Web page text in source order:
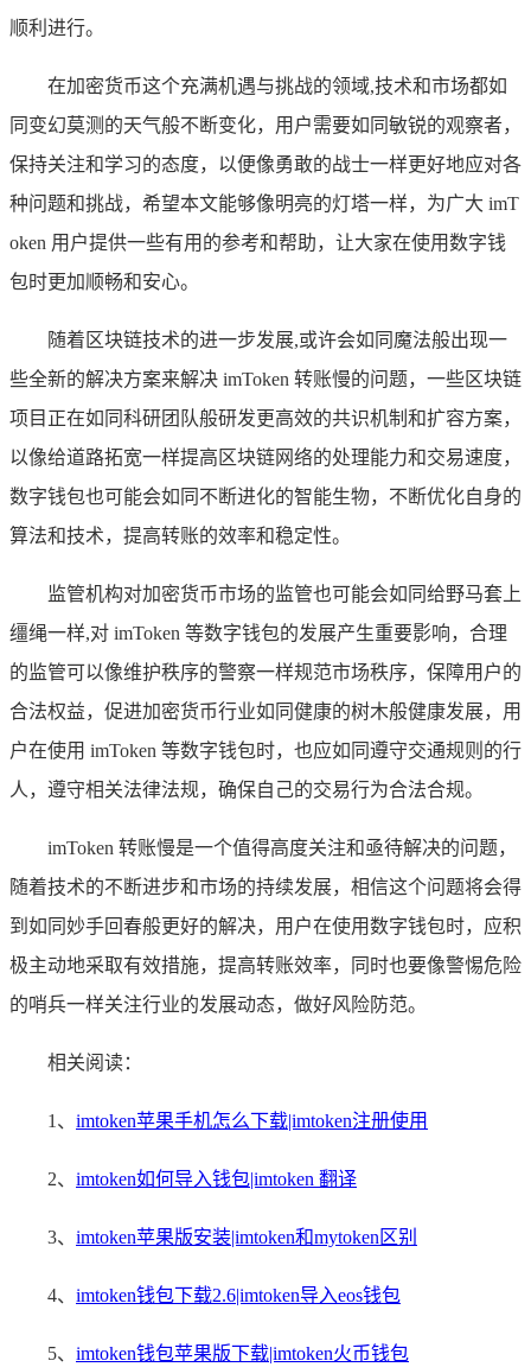
顺利进行。
在加密货币这个充满机遇与挑战的领域,技术和市场都如
同变幻莫测的天气般不断变化，用户需要如同敏锐的观察者，
保持关注和学习的态度，以便像勇敢的战士一样更好地应对各
种问题和挑战，希望本文能够像明亮的灯塔一样，为广大 imT
oken 用户提供一些有用的参考和帮助，让大家在使用数字钱
包时更加顺畅和安心。
随着区块链技术的进一步发展,或许会如同魔法般出现一
些全新的解决方案来解决 imToken 转账慢的问题，一些区块链
项目正在如同科研团队般研发更高效的共识机制和扩容方案，
以像给道路拓宽一样提高区块链网络的处理能力和交易速度，
数字钱包也可能会如同不断进化的智能生物，不断优化自身的
算法和技术，提高转账的效率和稳定性。
监管机构对加密货币市场的监管也可能会如同给野马套上
缰绳一样,对 imToken 等数字钱包的发展产生重要影响，合理
的监管可以像维护秩序的警察一样规范市场秩序，保障用户的
合法权益，促进加密货币行业如同健康的树木般健康发展，用
户在使用 imToken 等数字钱包时，也应如同遵守交通规则的行
人，遵守相关法律法规，确保自己的交易行为合法合规。
imToken 转账慢是一个值得高度关注和亟待解决的问题，
随着技术的不断进步和市场的持续发展，相信这个问题将会得
到如同妙手回春般更好的解决，用户在使用数字钱包时，应积
极主动地采取有效措施，提高转账效率，同时也要像警惕危险
的哨兵一样关注行业的发展动态，做好风险防范。
相关阅读：
1、 imtoken苹果手机怎么下载|imtoken注册使用
2、 imtoken如何导入钱包|imtoken 翻译
3、 imtoken苹果版安装|imtoken和mytoken区别
4、 imtoken钱包下载2.6|imtoken导入eos钱包
5、 imtoken钱包苹果版下载|imtoken火币钱包